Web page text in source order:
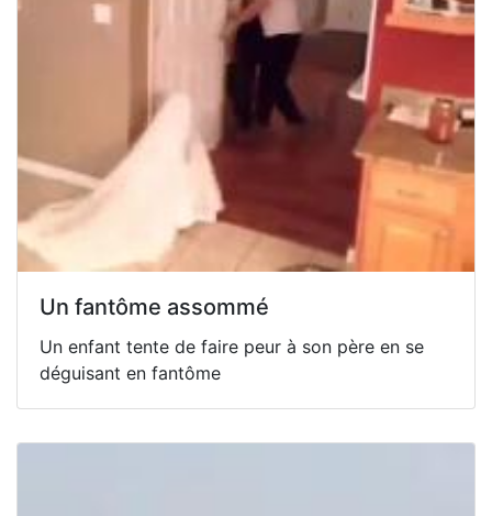
Un fantôme assommé
Un enfant tente de faire peur à son père en se
déguisant en fantôme